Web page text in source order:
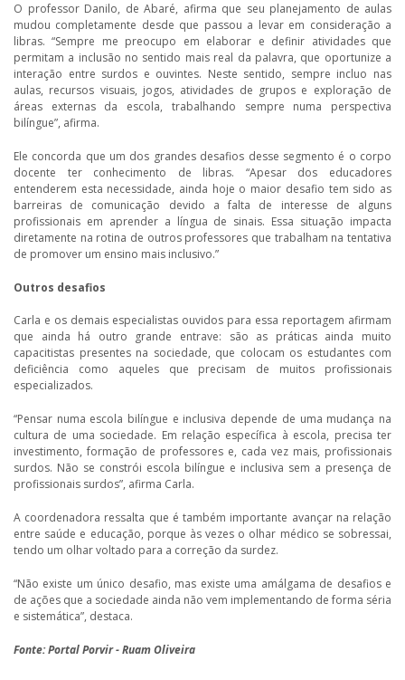
O professor Danilo, de Abaré, afirma que seu planejamento de aulas
mudou completamente desde que passou a levar em consideração a
libras. “Sempre me preocupo em elaborar e definir atividades que
permitam a inclusão no sentido mais real da palavra, que oportunize a
interação entre surdos e ouvintes. Neste sentido, sempre incluo nas
aulas, recursos visuais, jogos, atividades de grupos e exploração de
áreas externas da escola, trabalhando sempre numa perspectiva
bilíngue”, afirma.
Ele concorda que um dos grandes desafios desse segmento é o corpo
docente ter conhecimento de libras. “Apesar dos educadores
entenderem esta necessidade, ainda hoje o maior desafio tem sido as
barreiras de comunicação devido a falta de interesse de alguns
profissionais em aprender a língua de sinais. Essa situação impacta
diretamente na rotina de outros professores que trabalham na tentativa
de promover um ensino mais inclusivo.”
Outros desafios
Carla e os demais especialistas ouvidos para essa reportagem afirmam
que ainda há outro grande entrave: são as práticas ainda muito
capacitistas presentes na sociedade, que colocam os estudantes com
deficiência como aqueles que precisam de muitos profissionais
especializados.
“Pensar numa escola bilíngue e inclusiva depende de uma mudança na
cultura de uma sociedade. Em relação específica à escola, precisa ter
investimento, formação de professores e, cada vez mais, profissionais
surdos. Não se constrói escola bilíngue e inclusiva sem a presença de
profissionais surdos”, afirma Carla.
A coordenadora ressalta que é também importante avançar na relação
entre saúde e educação, porque às vezes o olhar médico se sobressai,
tendo um olhar voltado para a correção da surdez.
“Não existe um único desafio, mas existe uma amálgama de desafios e
de ações que a sociedade ainda não vem implementando de forma séria
e sistemática”, destaca.
Fonte: Portal Porvir - Ruam Oliveira